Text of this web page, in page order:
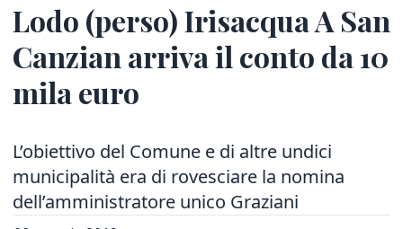
Lodo (perso) Irisacqua A San
Canzian arriva il conto da 10
mila euro
L’obiettivo del Comune e di altre undici
municipalità era di rovesciare la nomina
dell’amministratore unico Graziani